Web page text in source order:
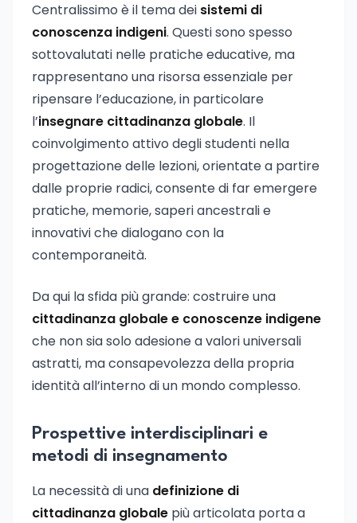
Centralissimo è il tema dei sistemi di
conoscenza indigeni. Questi sono spesso
sottovalutati nelle pratiche educative, ma
rappresentano una risorsa essenziale per
ripensare l’educazione, in particolare
l’insegnare cittadinanza globale. Il
coinvolgimento attivo degli studenti nella
progettazione delle lezioni, orientate a partire
dalle proprie radici, consente di far emergere
pratiche, memorie, saperi ancestrali e
innovativi che dialogano con la
contemporaneità.
Da qui la sfida più grande: costruire una
cittadinanza globale e conoscenze indigene
che non sia solo adesione a valori universali
astratti, ma consapevolezza della propria
identità all’interno di un mondo complesso.
Prospettive interdisciplinari e
metodi di insegnamento
La necessità di una definizione di
cittadinanza globale più articolata porta a